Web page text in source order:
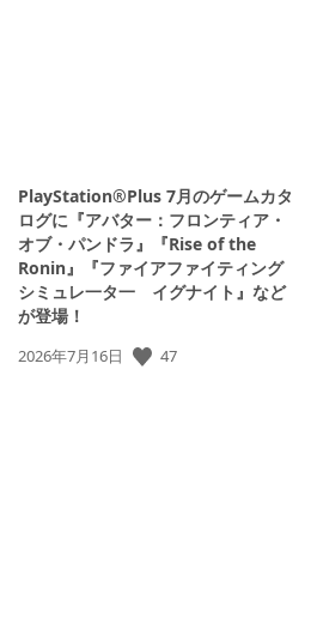
PlayStation®Plus 7月のゲームカタ
ログに『アバター：フロンティア・
オブ・パンドラ』『Rise of the
Ronin』『ファイアファイティング
シミュレ一タ一 イグナイト』など
が登場！
公
2026年7月16日 47